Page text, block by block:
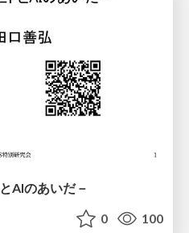
AIのあいだ－
0 100